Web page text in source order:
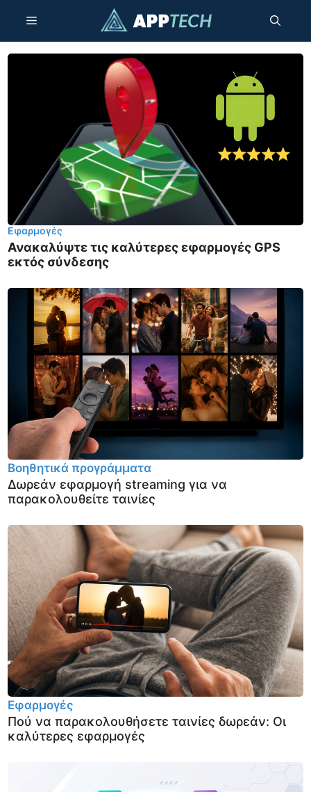
περιεχόμενο
Μενού
Εφαρμογές
Ανακαλύψτε τις καλύτερες εφαρμογές GPS
εκτός σύνδεσης
Βοηθητικά προγράμματα
Δωρεάν εφαρμογή streaming για να
παρακολουθείτε ταινίες
Εφαρμογές
Πού να παρακολουθήσετε ταινίες δωρεάν: Οι
καλύτερες εφαρμογές